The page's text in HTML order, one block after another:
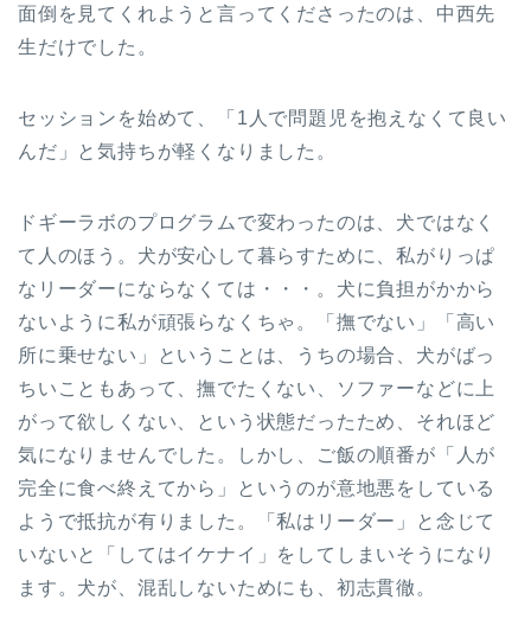
面倒を見てくれようと言ってくださったのは、中西先
生だけでした。
セッションを始めて、「1人で問題児を抱えなくて良い
んだ」と気持ちが軽くなりました。
ドギーラボのプログラムで変わったのは、犬ではなく
て人のほう。犬が安心して暮らすために、私がりっぱ
なリーダーにならなくては・・・。犬に負担がかから
ないように私が頑張らなくちゃ。「撫でない」「高い
所に乗せない」ということは、うちの場合、犬がばっ
ちいこともあって、撫でたくない、ソファーなどに上
がって欲しくない、という状態だったため、それほど
気になりませんでした。しかし、ご飯の順番が「人が
完全に食べ終えてから」というのが意地悪をしている
ようで抵抗が有りました。「私はリーダー」と念じて
いないと「してはイケナイ」をしてしまいそうになり
ます。犬が、混乱しないためにも、初志貫徹。